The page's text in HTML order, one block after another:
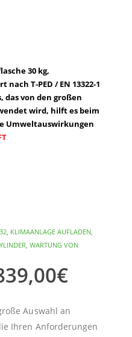
30 kg,
T-PED / EN 13322-1
das von den großen
wird, hilft es beim
Umweltauswirkungen
, KLIMAANLAGE AUFLADEN,
, WARTUNG VON
€
Auswahl an
Ihren Anforderungen